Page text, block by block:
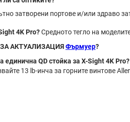
затворени портове и/или здраво
4K Pro?Средното тегло на
АКТУАЛИЗАЦИЯФърмуер?
единична QD стойка за X-Sight 4K Pro?
13 lb-инча за горните винтове